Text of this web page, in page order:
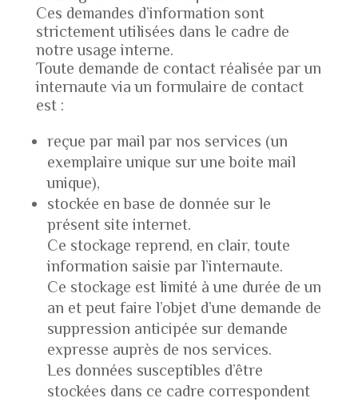
Ces demandes d’information sont
strictement utilisées dans le cadre de
notre usage interne.
Toute demande de contact réalisée par un
internaute via un formulaire de contact
est :
reçue par mail par nos services (un
exemplaire unique sur une boite mail
unique),
stockée en base de donnée sur le
présent site internet.
Ce stockage reprend, en clair, toute
information saisie par l’internaute.
Ce stockage est limité à une durée de un
an et peut faire l’objet d’une demande de
suppression anticipée sur demande
expresse auprès de nos services.
Les données susceptibles d’être
stockées dans ce cadre correspondent